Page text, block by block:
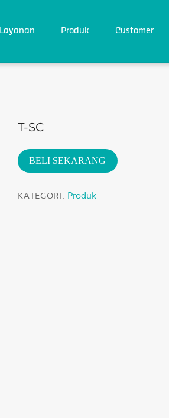
Layanan Produk Customer
T-SC
BELI SEKARANG
KATEGORI: Produk
Top